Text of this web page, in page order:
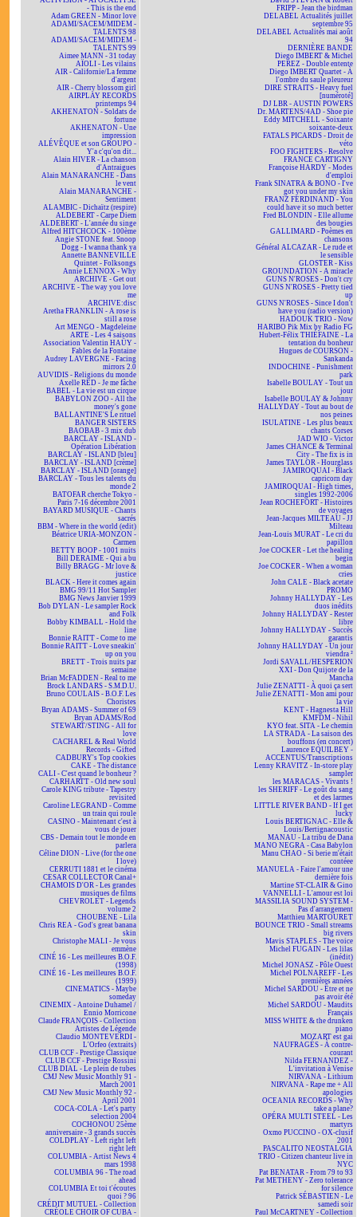
- This is the end
Adam GREEN - Minor love
ADAMI/SACEM/MIDEM -
TALENTS 98
ADAMI/SACEM/MIDEM -
TALENTS 99
Aimee MANN - 31 today
AÏOLI - Les vilains
AIR - Californie/La femme
d'argent
AIR - Cherry blossom girl
AIRPLAY RECORDS
printemps 94
AKHENATON - Soldats de
fortune
AKHENATON - Une
impression
ALÉVÊQUE et son GROUPO -
Y'a c'qu'on dit...
Alain HIVER - La chanson
d'Antraigues
Alain MANARANCHE - Dans
le vent
Alain MANARANCHE -
Sentiment
ALAMBIC - Dichaïtz (respire)
ALDEBERT - Carpe Diem
ALDEBERT - L'année du singe
Alfred HITCHCOCK - 100ème
Angie STONE feat. Snoop
Dogg - I wanna thank ya
Annette BANNEVILLE
Quintet - Folksongs
Annie LENNOX - Why
ARCHIVE - Get out
ARCHIVE - The way you love
me
ARCHIVE:disc
Aretha FRANKLIN - A rose is
still a rose
Art MENGO - Magdeleine
ARTE - Les 4 saisons
Association Valentin HAÜY -
Fables de la Fontaine
Audrey LAVERGNE - Facing
mirrors 2.0
AUVIDIS - Religions du monde
Axelle RED - Je me fâche
BABEL - La vie est un cirque
BABYLON ZOO - All the
money's gone
BALLANTINE'S Le rituel
BANGER SISTERS
BAOBAB - 3 mix dub
BARCLAY - ISLAND -
Opération Libération
BARCLAY - ISLAND [bleu]
BARCLAY - ISLAND [crème]
BARCLAY - ISLAND [orange]
BARCLAY - Tous les talents du
monde 2
BATOFAR cherche Tokyo -
Paris 7-16 décembre 2001
BAYARD MUSIQUE - Chants
sacrés
BBM - Where in the world (edit)
Béatrice URIA-MONZON -
Carmen
BETTY BOOP - 1001 nuits
Bill DERAIME - Qui a bu
Billy BRAGG - Mr love &
justice
BLACK - Here it comes again
BMG 99/11 Hot Sampler
BMG News Janvier 1999
Bob DYLAN - Le sampler Rock
and Folk
Bobby KIMBALL - Hold the
line
Bonnie RAITT - Come to me
Bonnie RAITT - Love sneakin'
up on you
BRETT - Trois nuits par
semaine
Brian McFADDEN - Real to me
Brock LANDARS - S.M.D.U.
Bruno COULAIS - B.O.F. Les
Choristes
Bryan ADAMS - Summer of 69
Bryan ADAMS/Rod
STEWART/STING - All for
love
CACHAREL & Real World
Records - Gifted
CADBURY's Top cookies
CAKE - The distance
CALI - C'est quand le bonheur ?
CARHARTT - Old new soul
Carole KING tribute - Tapestry
revisited
Caroline LEGRAND - Comme
un train qui roule
CASINO - Maintenant c'est à
vous de jouer
CBS - Demain tout le monde en
parlera
Céline DION - Live (for the one
I love)
CERRUTI 1881 et le cinéma
CESAR COLLECTOR Canal+
CHAMOIS D'OR - Les grandes
musiques de films
CHEVROLET - Legends
volume 2
CHOUBENE - Lila
Chris REA - God's great banana
skin
Christophe MALI - Je vous
emmène
CINÉ 16 - Les meilleures B.O.F.
(1998)
CINÉ 16 - Les meilleures B.O.F.
(1999)
CINEMATICS - Maybe
someday
CINEMIX - Antoine Duhamel /
Ennio Morricone
Claude FRANÇOIS - Collection
Artistes de Légende
Claudio MONTEVERDI -
L'Orfeo (extraits)
CLUB CCF - Prestige Classique
CLUB CCF - Prestige Rossini
CLUB DIAL - Le plein de tubes
CMJ New Music Monthly 91 -
March 2001
CMJ New Music Monthly 92 -
April 2001
COCA-COLA - Let's party
selection 2004
COCHONOU 25ème
anniversaire - 3 grands succès
COLDPLAY - Left right left
right left
COLUMBIA - Artist News 4
mars 1998
COLUMBIA 96 - The road
ahead
COLUMBIA Et toi t'écoutes
quoi ? 96
CRÉDIT MUTUEL - Collection
CRÉOLE CHOIR OF CUBA -
FRIPP - Jean the birdman
DELABEL Actualités juillet
septembre 95
DELABEL Actualités mai août
94
DERNIÈRE BANDE
Diego IMBERT & Michel
PEREZ - Double entente
Diego IMBERT Quartet - À
l'ombre du saule pleureur
DIRE STRAITS - Heavy fuel
[numéroté]
DJ LBR - AUSTIN POWERS
Dr. MARTENS/4AD - Shoe pie
Eddy MITCHELL - Soixante
soixante-deux
FATALS PICARDS - Droit de
véto
FOO FIGHTERS - Resolve
FRANCE CARTIGNY
Françoise HARDY - Modes
d'emploi
Frank SINATRA & BONO - I've
got you under my skin
FRANZ FERDINAND - You
could have it so much better
Fred BLONDIN - Elle allume
des bougies
GALLIMARD - Poèmes en
chansons
Général ALCAZAR - Le rude et
le sensible
GLOSTER - Kiss
GROUNDATION - A miracle
GUNS N'ROSES - Don't cry
GUNS N'ROSES - Pretty tied
up
GUNS N'ROSES - Since I don't
have you (radio version)
HADOUK TRIO - Now
HARIBO Pik Mix by Radio FG
Hubert-Félix THIÉFAINE - La
tentation du bonheur
Hugues de COURSON -
Sankanda
INDOCHINE - Punishment
park
Isabelle BOULAY - Tout un
jour
Isabelle BOULAY & Johnny
HALLYDAY - Tout au bout de
nos peines
ISULATINE - Les plus beaux
chants Corses
JAD WIO - Victor
James CHANCE & Terminal
City - The fix is in
James TAYLOR - Hourglass
JAMIROQUAI - Black
capricorn day
JAMIROQUAI - High times,
singles 1992-2006
Jean ROCHEFORT - Histoires
de voyages
Jean-Jacques MILTEAU - JJ
Milteau
Jean-Louis MURAT - Le cri du
papillon
Joe COCKER - Let the healing
begin
Joe COCKER - When a woman
cries
John CALE - Black acetate
PROMO
Johnny HALLYDAY - Les
duos inédits
Johnny HALLYDAY - Rester
libre
Johnny HALLYDAY - Succès
garantis
Johnny HALLYDAY - Un jour
viendra ²
Jordi SAVALL/HESPERION
XXI - Don Quijote de la
Mancha
Julie ZENATTI - À quoi ça sert
Julie ZENATTI - Mon ami pour
la vie
KENT - Hagnesta Hill
KMFDM - Nihil
KYO feat. SITA - Le chemin
LA STRADA - La saison des
bouffons (en concert)
Laurence EQUILBEY -
ACCENTUS/Transcriptions
Lenny KRAVITZ - In-store play
sampler
les MARACAS - Vivants !
les SHERIFF - Le goût du sang
et des larmes
LITTLE RIVER BAND - If I get
lucky
Louis BERTIGNAC - Elle &
Louis/Bertignacoustic
MANAU - La tribu de Dana
MANO NEGRA - Casa Babylon
Manu CHAO - Si berie m'était
contéee
MANUELA - Faire l'amour une
dernière fois
Martine ST-CLAIR & Gino
VANNELLI - L'amour est loi
MASSILIA SOUND SYSTEM -
Pas d'arrangement
Matthieu MARTOURET
BOUNCE TRIO - Small streams
big rivers
Mavis STAPLES - The voice
Michel FUGAIN - Les lilas
(inédit)
Michel JONASZ - Pôle Ouest
Michel POLNAREFF - Les
premières années
Michel SARDOU - Être et ne
pas avoir été
Michel SARDOU - Maudits
Français
MISS WHITE & the drunken
piano
MOZART est gai
NAUFRAGÉS - À contre-
courant
Nilda FERNANDEZ -
L'invitation à Venise
NIRVANA - Lithium
NIRVANA - Rape me + All
apologies
OCEANIA RECORDS - Why
take a plane?
OPÉRA MULTI STEEL - Les
martyrs
Oxmo PUCCINO - OX-clusif
2001
PASCALITO NEOSTALGIA
TRIO - Citizen chanteur live in
NYC
Pat BENATAR - From 79 to 93
Pat METHENY - Zero tolerance
for silence
Patrick SÉBASTIEN - Le
samedi soir
Paul McCARTNEY - Collection